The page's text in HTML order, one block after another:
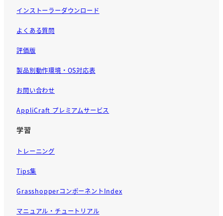
インストーラーダウンロード
よくある質問
評価版
製品別動作環境・OS対応表
お問い合わせ
AppliCraft プレミアムサービス
学習
トレーニング
Tips集
GrasshopperコンポーネントIndex
マニュアル・チュートリアル